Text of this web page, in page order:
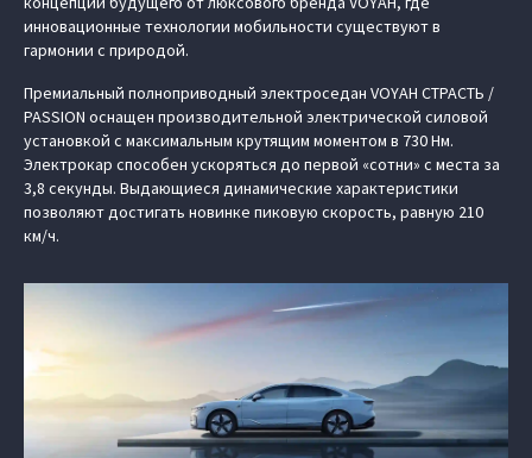
инновационные технологии мобильности существуют в
гармонии с природой.
Премиальный полноприводный электроседан VOYAH СТРАСТЬ /
PASSION оснащен производительной электрической силовой
установкой с максимальным крутящим моментом в 730 Нм.
Электрокар способен ускоряться до первой «сотни» с места за
3,8 секунды. Выдающиеся динамические характеристики
позволяют достигать новинке пиковую скорость, равную 210
км/ч.